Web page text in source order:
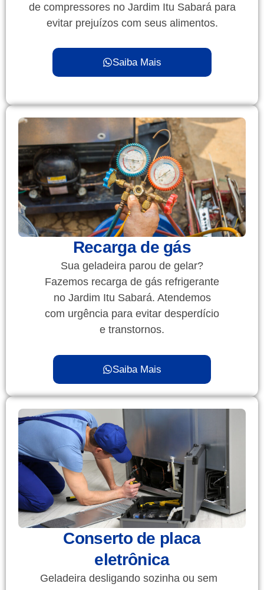
de compressores no Jardim Itu Sabará para
evitar prejuízos com seus alimentos.
Saiba Mais
Recarga de gás
Sua geladeira parou de gelar?
Fazemos recarga de gás refrigerante
no Jardim Itu Sabará. Atendemos
com urgência para evitar desperdício
e transtornos.
Saiba Mais
Conserto de placa
eletrônica
Geladeira desligando sozinha ou sem